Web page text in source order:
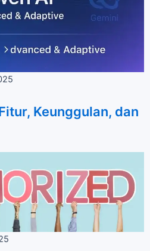
Keunggulan, dan